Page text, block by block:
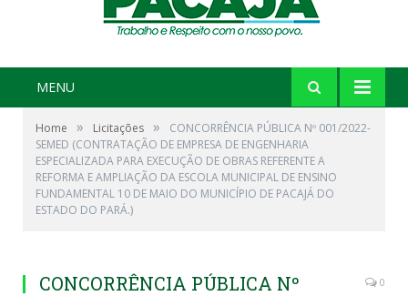
MENU
Home » Licitações »
CONCORRÊNCIA PÚBLICA Nº 001/2022-
SEMED (CONTRATAÇÃO DE EMPRESA DE ENGENHARIA
ESPECIALIZADA PARA EXECUÇÃO DE OBRAS REFERENTE A
REFORMA E AMPLIAÇÃO DA ESCOLA MUNICIPAL DE ENSINO
FUNDAMENTAL 10 DE MAIO DO MUNICÍPIO DE PACAJÁ DO
ESTADO DO PARÁ.)
CONCORRÊNCIA PÚBLICA Nº
0